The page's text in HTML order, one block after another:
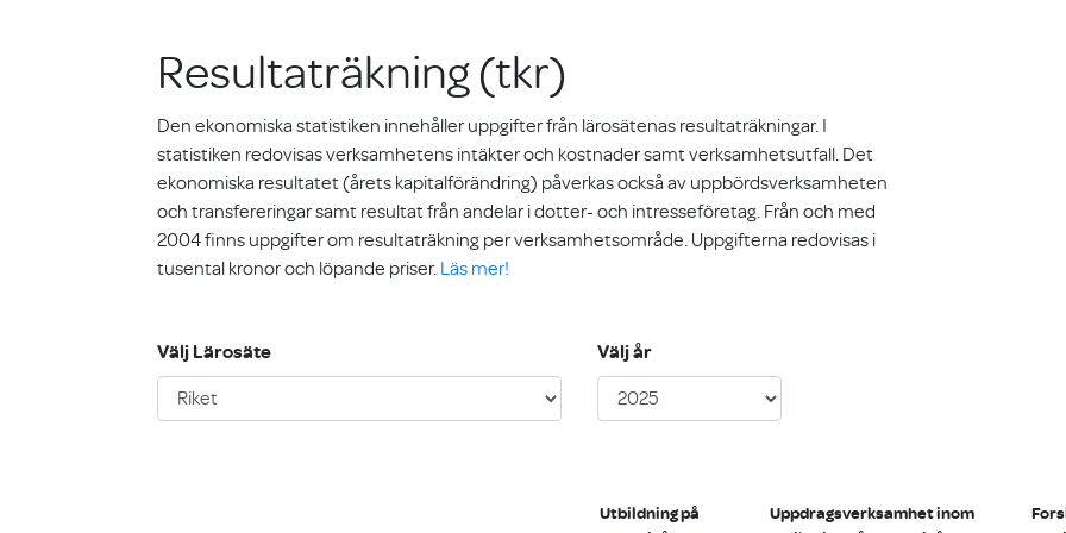
Resultaträkning (tkr)
Den ekonomiska statistiken innehåller uppgifter från lärosätenas resultaträkningar. I
statistiken redovisas verksamhetens intäkter och kostnader samt verksamhetsutfall. Det
ekonomiska resultatet (årets kapitalförändring) påverkas också av uppbördsverksamheten
och transfereringar samt resultat från andelar i dotter- och intresseföretag. Från och med
2004 finns uppgifter om resultaträkning per verksamhetsområde. Uppgifterna redovisas i
tusental kronor och löpande priser.
Läs mer!
Välj Lärosäte Välj år
Utbildning på
Uppdragsverksamhet inom